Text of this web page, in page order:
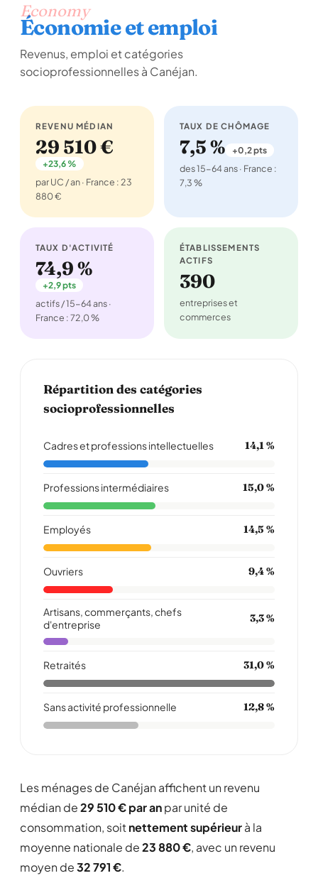
Economy
Économie et emploi
Revenus, emploi et catégories
socioprofessionnelles à Canéjan.
REVENU MÉDIAN
29 510 €
+23,6 %
par UC / an · France : 23
880 €
TAUX DE CHÔMAGE
7,5 % +0,2 pts
des 15-64 ans · France :
7,3 %
TAUX D'ACTIVITÉ
74,9 %
+2,9 pts
actifs / 15-64 ans ·
France : 72,0 %
ÉTABLISSEMENTS
ACTIFS
390
entreprises et
commerces
Répartition des catégories
socioprofessionnelles
Cadres et professions intellectuelles 14,1 %
Professions intermédiaires 15,0 %
Employés 14,5 %
Ouvriers 9,4 %
Artisans, commerçants, chefs
d'entreprise
3,3 %
Retraités 31,0 %
Sans activité professionnelle 12,8 %
Les ménages de Canéjan affichent un revenu
médian de29 510 € par anpar unité de
consommation, soitnettement supérieurà la
moyenne nationale de23 880 €, avec un revenu
moyen de32 791 €.